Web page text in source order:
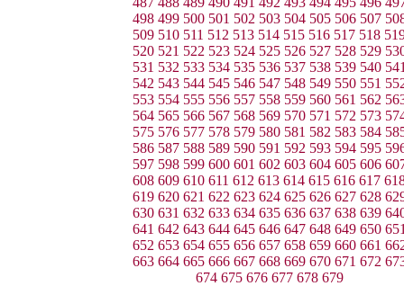
498 499 500 501 502 503 504 505 506 507
509 510 511 512 513 514 515 516 517 518
520 521 522 523 524 525 526 527 528 529
531 532 533 534 535 536 537 538 539 540
542 543 544 545 546 547 548 549 550 551
553 554 555 556 557 558 559 560 561 562
564 565 566 567 568 569 570 571 572 573
575 576 577 578 579 580 581 582 583 584
586 587 588 589 590 591 592 593 594 595
597 598 599 600 601 602 603 604 605 606
608 609 610 611 612 613 614 615 616 617
619 620 621 622 623 624 625 626 627 628
630 631 632 633 634 635 636 637 638 639
641 642 643 644 645 646 647 648 649 650
652 653 654 655 656 657 658 659 660 661
663 664 665 666 667 668 669 670 671 672
674 675 676 677 678 679